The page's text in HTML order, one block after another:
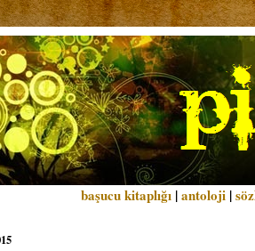
başucu kitaplığı |antoloji |